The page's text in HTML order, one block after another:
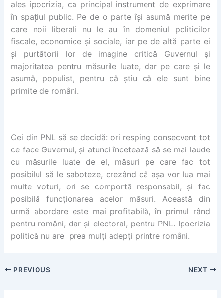
ales ipocrizia, ca principal instrument de exprimare
în spațiul public. Pe de o parte își asumă merite pe
care noii liberali nu le au în domeniul politicilor
fiscale, economice și sociale, iar pe de altă parte ei
și purtătorii lor de imagine critică Guvernul și
majoritatea pentru măsurile luate, dar pe care și le
asumă, populist, pentru că știu că ele sunt bine
primite de români.
Cei din PNL să se decidă: ori resping consecvent tot
ce face Guvernul, și atunci încetează să se mai laude
cu măsurile luate de el, măsuri pe care fac tot
posibilul să le saboteze, crezând că așa vor lua mai
multe voturi, ori se comportă responsabil, și fac
posibilă funcționarea acelor măsuri. Această din
urmă abordare este mai profitabilă, în primul rând
pentru români, dar și electoral, pentru PNL. Ipocrizia
politică nu are prea mulți adepți printre români.
PREVIOUS NEXT